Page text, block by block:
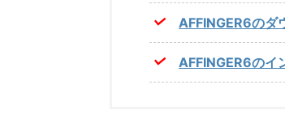
AFFINGER6のダ
AFFINGER6のイ